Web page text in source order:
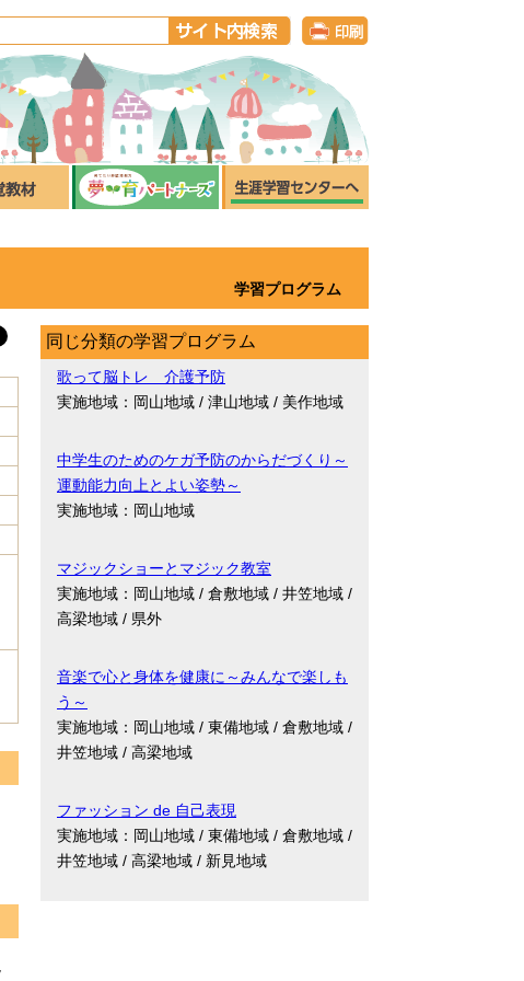
学習プログラム
同じ分類の学習プログラム
歌って脳トレ 介護予防
実施地域：岡山地域 / 津山地域 / 美作地域
中学生のためのケガ予防のからだづくり～
運動能力向上とよい姿勢～
実施地域：岡山地域
マジックショーとマジック教室
実施地域：岡山地域 / 倉敷地域 / 井笠地域 /
高梁地域 / 県外
音楽で心と身体を健康に～みんなで楽しも
う～
実施地域：岡山地域 / 東備地域 / 倉敷地域 /
井笠地域 / 高梁地域
ファッション de 自己表現
実施地域：岡山地域 / 東備地域 / 倉敷地域 /
井笠地域 / 高梁地域 / 新見地域